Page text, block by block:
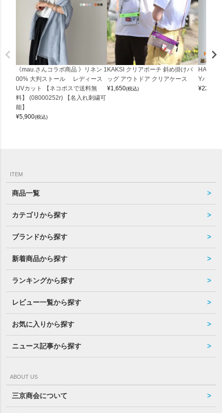
《mau.さんコラボ商品 》リネン 1
00% 大判ストール レディース
UVカット 【ネコポスで送料無
料】 (08000252r) 【名入れ刺繍可
能】
¥5,900(税込)
KAKSI クリアポーチ 斜め掛けバ
ッグ アウトドア クリアケース
¥1,650(税込)
Yバッグ
¥22,000
ITEM
商品一覧
カテゴリから探す
ブランドから探す
新着商品から探す
ランキングから探す
レビュー一覧から探す
お気に入りから探す
ニュース記事から探す
ABOUT US
三京商会について